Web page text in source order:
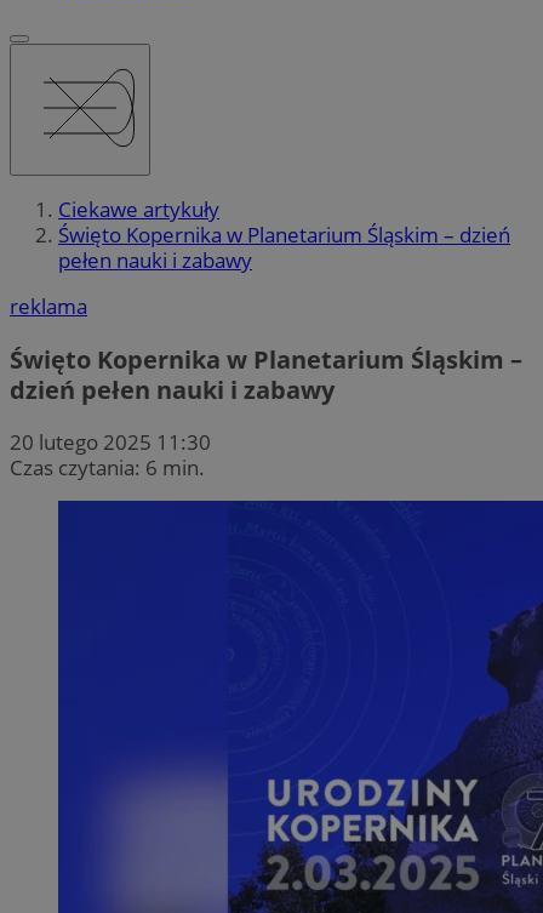
Ciekawe artykuły
Święto Kopernika w Planetarium Śląskim – dzień
pełen nauki i zabawy
reklama
Święto Kopernika w Planetarium Śląskim –
dzień pełen nauki i zabawy
20 lutego 2025 11:30
Czas czytania: 6 min.